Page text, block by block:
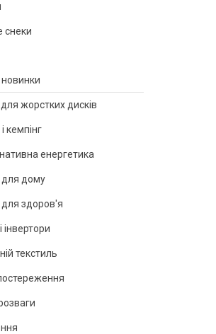
снеки
жорстких дисків
кемпінг
енергетика
дому
здоров'я
інвертори
текстиль